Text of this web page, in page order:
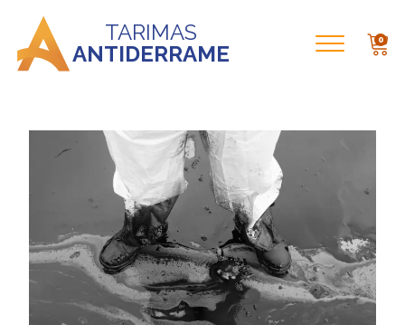
TARIMAS
ANTIDERRAME
0